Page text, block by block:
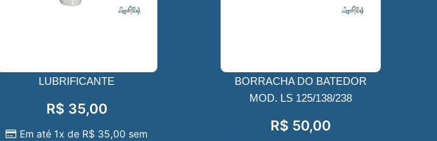
LUBRIFICANTE
R$ 35,00
Em até 1x de R$ 35,00 sem
BORRACHA DO BATEDOR
MOD. LS 125/138/238
R$ 50,00